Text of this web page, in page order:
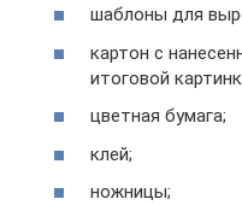
шаблоны для
картон с
итоговой
цветная бумага;
клей;
ножницы;